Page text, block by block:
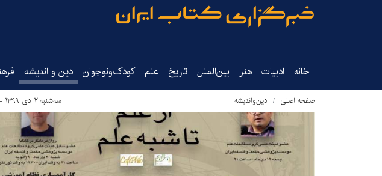
خانه ادبیات هنر بین‌الملل تاریخ‌ علم کودک‌ونوجوان دین و اندیشه
صفحه اصلی دین‌واندیشه سه‌شنبه ۲ دی ۱۳۹۹ - ۱۲:۱۱